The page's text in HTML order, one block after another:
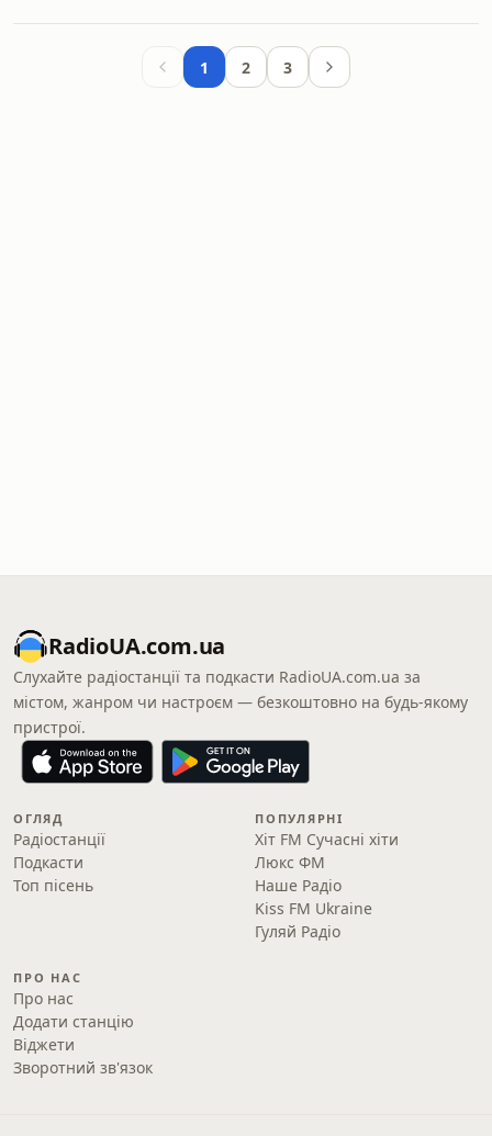
1 2 3
RadioUA.com.ua
Слухайте радіостанції та подкасти RadioUA.com.ua за
містом, жанром чи настроєм — безкоштовно на будь-якому
пристрої.
ОГЛЯД
Радіостанції
Подкасти
Топ пісень
ПОПУЛЯРНІ
Хіт FM Сучасні хіти
Люкс ФМ
Наше Радіо
Kiss FM Ukraine
Гуляй Радіо
ПРО НАС
Про нас
Додати станцію
Віджети
Зворотний зв'язок